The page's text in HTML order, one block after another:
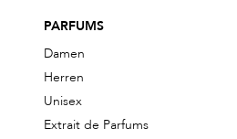
PARFUMS
Damen
Herren
Unisex
Extrait de Parfums